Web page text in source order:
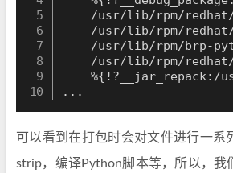
/usr/lib/rpm/
/usr/lib/rpm/
/usr/lib/rpm/brp-
/usr/lib/rpm/
    %
{ ! ?__jar_repack:/
..
可以看到在打包时会对文件进行一系
strip，编译Python脚本等，所以，我